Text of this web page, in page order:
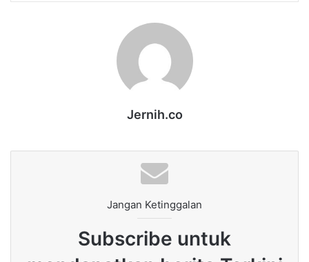
Jernih.co
Jangan Ketinggalan
Subscribe untuk